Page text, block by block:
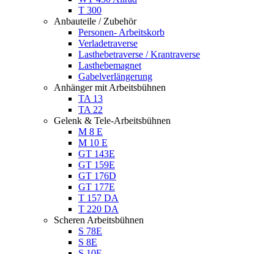
T 300
Anbauteile / Zubehör
Personen- Arbeitskorb
Verladetraverse
Lasthebetraverse / Krantraverse
Lasthebemagnet
Gabelverlängerung
Anhänger mit Arbeitsbühnen
TA 13
TA 22
Gelenk & Tele-Arbeitsbühnen
M 8 E
M 10 E
GT 143E
GT 159E
GT 176D
GT 177E
T 157 DA
T 220 DA
Scheren Arbeitsbühnen
S 78E
S 8E